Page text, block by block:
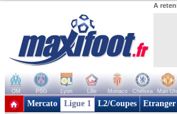
A
OM PSG Lyon Lille Monaco Chelsea Man
+ de clubs
Mercato Ligue 1 L2/Coupes Etranger